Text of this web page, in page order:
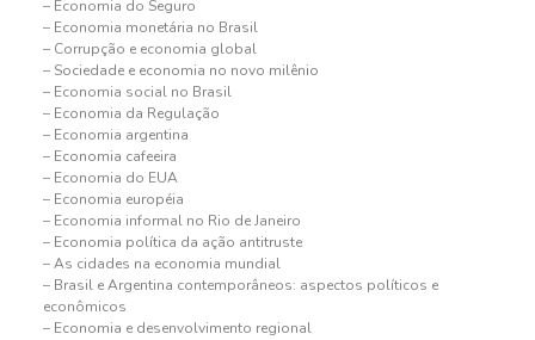
– Economia do Seguro
– Economia monetária no Brasil
– Corrupção e economia global
– Sociedade e economia no novo milênio
– Economia social no Brasil
– Economia da Regulação
– Economia argentina
– Economia cafeeira
– Economia do EUA
– Economia européia
– Economia informal no Rio de Janeiro
– Economia política da ação antitruste
– As cidades na economia mundial
– Brasil e Argentina contemporâneos: aspectos políticos e
econômicos
– Economia e desenvolvimento regional